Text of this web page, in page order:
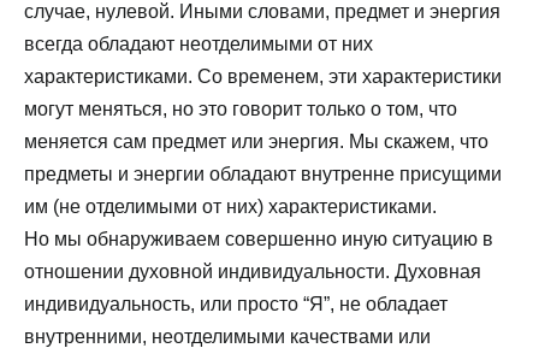
случае, нулевой. Иными словами, предмет и энергия
всегда обладают неотделимыми от них
характеристиками. Со временем, эти характеристики
могут меняться, но это говорит только о том, что
меняется сам предмет или энергия. Мы скажем, что
предметы и энергии обладают внутренне присущими
им (не отделимыми от них) характеристиками.
Но мы обнаруживаем совершенно иную ситуацию в
отношении духовной индивидуальности. Духовная
индивидуальность, или просто “Я”, не обладает
внутренними, неотделимыми качествами или